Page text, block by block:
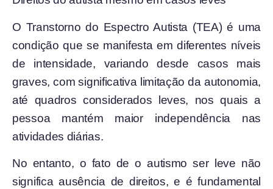
O Transtorno do Espectro Autista (TEA) é uma
condição que se manifesta em diferentes níveis
de intensidade, variando desde casos mais
graves, com significativa limitação da autonomia,
até quadros considerados leves, nos quais a
pessoa mantém maior independência nas
atividades diárias.
No entanto, o fato de o autismo ser leve não
significa ausência de direitos, e é fundamental